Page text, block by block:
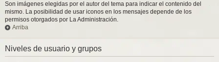
Son imágenes elegidas por el autor del tema para indicar el contenido del
mismo. La posibilidad de usar iconos en los mensajes depende de los
permisos otorgados por La Administración.
Arriba
Niveles de usuario y grupos